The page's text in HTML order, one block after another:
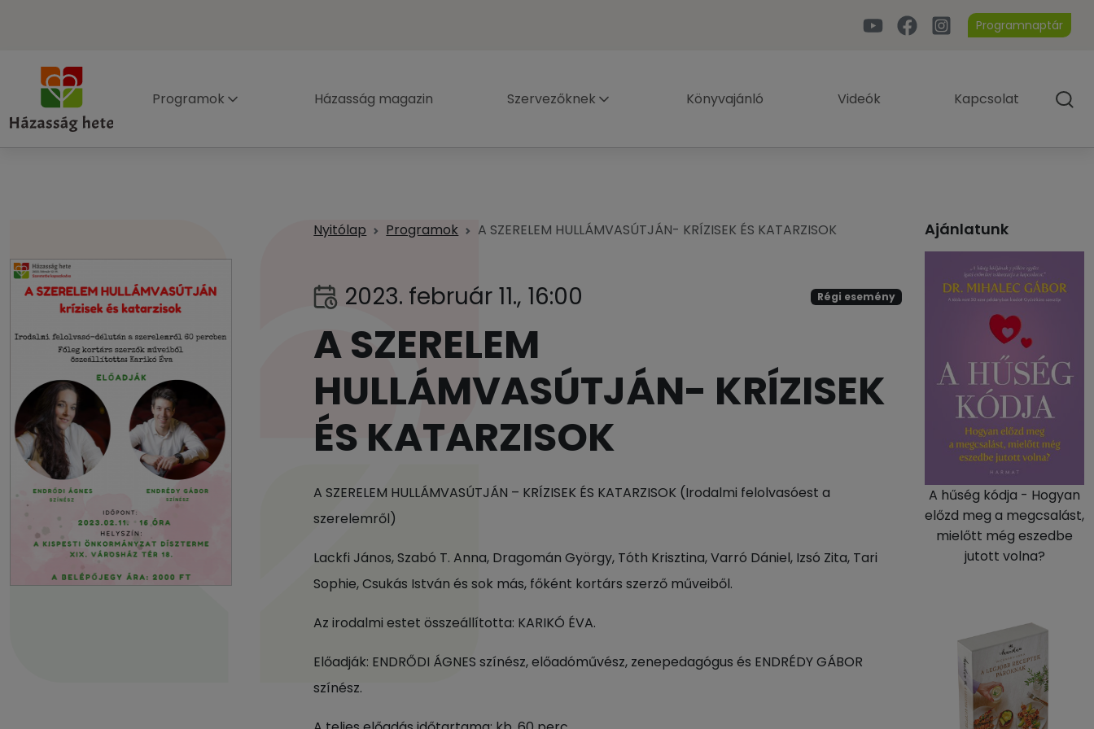
Programnaptár
Programok Házasság magazin Szervezőknek Könyvajánló Videók Kapcsolat
Nyitólap Programok A SZERELEM HULLÁMVASÚTJÁN- KRÍZISEK ÉS KATARZISOK
2023. február 11., 16:00 Régi esemény
A SZERELEM
HULLÁMVASÚTJÁN- KRÍZISEK
ÉS KATARZISOK
A SZERELEM HULLÁMVASÚTJÁN – KRÍZISEK ÉS KATARZISOK (Irodalmi felolvasóest a
szerelemről)
Lackfi János, Szabó T. Anna, Dragomán György, Tóth Krisztina, Varró Dániel, Izsó Zita, Tari
Sophie, Csukás István és sok más, főként kortárs szerző műveiből.
Az irodalmi estet összeállította: KARIKÓ ÉVA.
Előadják: ENDRŐDI ÁGNES színész, előadóművész, zenepedagógus és ENDRÉDY GÁBOR
színész.
Ajánlatunk
A hűség kódja - Hogyan
előzd meg a megcsalást,
mielőtt még eszedbe
jutott volna?